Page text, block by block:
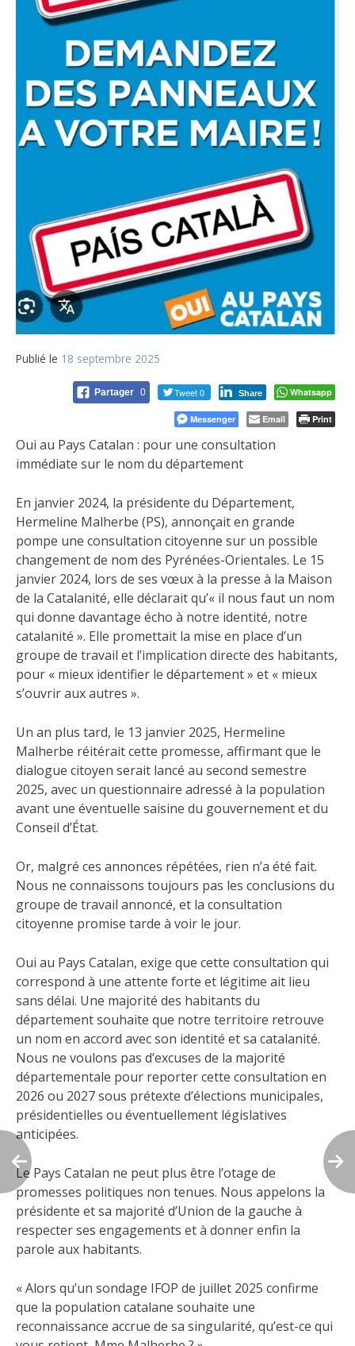
Publié le 18 septembre 2025
Partager 0 Tweet 0 Share Whatsapp
Messenger Email Print
Oui au Pays Catalan : pour une consultation
immédiate sur le nom du département
En janvier 2024, la présidente du Département,
Hermeline Malherbe (PS), annonçait en grande
pompe une consultation citoyenne sur un possible
changement de nom des Pyrénées-Orientales. Le 15
janvier 2024, lors de ses vœux à la presse à la Maison
de la Catalanité, elle déclarait qu’« il nous faut un nom
qui donne davantage écho à notre identité, notre
catalanité ». Elle promettait la mise en place d’un
groupe de travail et l’implication directe des habitants,
pour « mieux identifier le département » et « mieux
s’ouvrir aux autres ».
Un an plus tard, le 13 janvier 2025, Hermeline
Malherbe réitérait cette promesse, affirmant que le
dialogue citoyen serait lancé au second semestre
2025, avec un questionnaire adressé à la population
avant une éventuelle saisine du gouvernement et du
Conseil d’État.
Or, malgré ces annonces répétées, rien n’a été fait.
Nous ne connaissons toujours pas les conclusions du
groupe de travail annoncé, et la consultation
citoyenne promise tarde à voir le jour.
Oui au Pays Catalan, exige que cette consultation qui
correspond à une attente forte et légitime ait lieu
sans délai. Une majorité des habitants du
département souhaite que notre territoire retrouve
un nom en accord avec son identité et sa catalanité.
Nous ne voulons pas d’excuses de la majorité
départementale pour reporter cette consultation en
2026 ou 2027 sous prétexte d’élections municipales,
présidentielles ou éventuellement législatives
anticipées.
Le Pays Catalan ne peut plus être l’otage de
promesses politiques non tenues. Nous appelons la
présidente et sa majorité d’Union de la gauche à
respecter ses engagements et à donner enfin la
parole aux habitants.
« Alors qu’un sondage IFOP de juillet 2025 confirme
que la population catalane souhaite une
reconnaissance accrue de sa singularité, qu’est-ce qui